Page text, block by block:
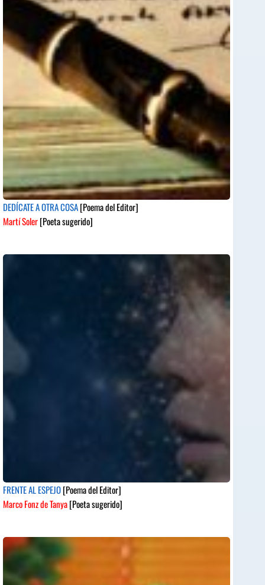
DEDÍCATE A OTRA COSA[Poema del Editor]
Martí Soler[Poeta sugerido]
FRENTE AL ESPEJO[Poema del Editor]
Marco Fonz de Tanya[Poeta sugerido]